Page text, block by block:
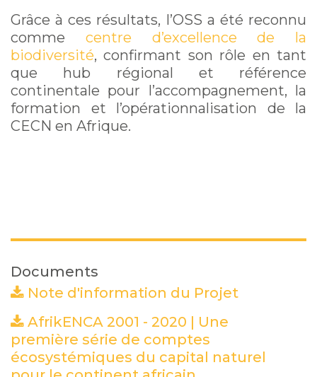
Grâce à ces résultats, l’OSS a été reconnu
comme centre d’excellence de la
biodiversité, confirmant son rôle en tant
que hub régional et référence
continentale pour l’accompagnement, la
formation et l’opérationnalisation de la
CECN en Afrique.
Documents
Note d'information du Projet
AfrikENCA 2001 - 2020 | Une
première série de comptes
écosystémiques du capital naturel